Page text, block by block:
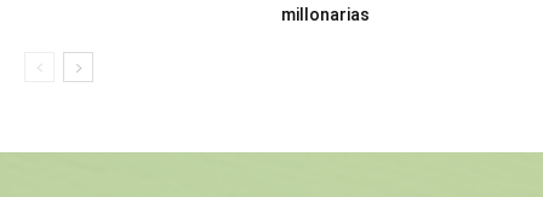
millonarias